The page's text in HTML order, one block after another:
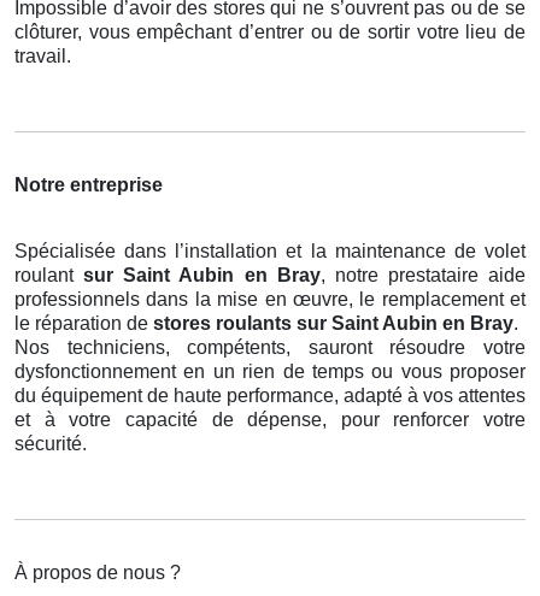
Impossible d’avoir des stores qui ne s’ouvrent pas ou de se
clôturer, vous empêchant d’entrer ou de sortir votre lieu de
travail.
Notre entreprise
Spécialisée dans l’installation et la maintenance de volet
roulantsur Saint Aubin en Bray, notre prestataire aide
professionnels dans la mise en œuvre, le remplacement et
le réparation de stores roulants sur Saint Aubin en Bray.
Nos techniciens, compétents, sauront résoudre votre
dysfonctionnement en un rien de temps ou vous proposer
du équipement de haute performance, adapté à vos attentes
et à votre capacité de dépense, pour renforcer votre
sécurité.
À propos de nous ?